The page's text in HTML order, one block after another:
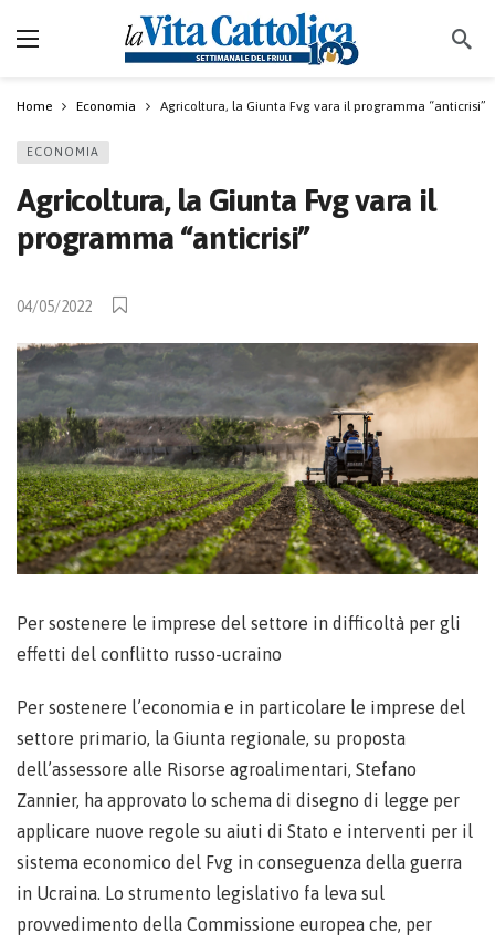
Home Economia Agricoltura, la Giunta Fvg vara il programma “anticrisi”
ECONOMIA
Agricoltura, la Giunta Fvg vara il
programma “anticrisi”
04/05/2022
Per sostenere le imprese del settore in difficoltà per gli
effetti del conflitto russo-ucraino
Per sostenere l’economia e in particolare le imprese del
settore primario, la Giunta regionale, su proposta
dell’assessore alle Risorse agroalimentari, Stefano
Zannier, ha approvato lo schema di disegno di legge per
applicare nuove regole su aiuti di Stato e interventi per il
sistema economico del Fvg in conseguenza della guerra
in Ucraina. Lo strumento legislativo fa leva sul
provvedimento della Commissione europea che, per